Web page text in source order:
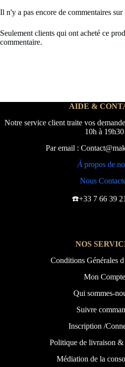
Il n'y a pas encore de commentaires
Seulement clients qui ont acheté ce
commentaire.
AIDE &
Notre service client traite vos
10h à 19h30
Par email :
À propos de
Nous
☎️+33 7 66 39
NOS
Conditions Générales
Mon Compte
Qui sommes-
Suivre
Inscription /
Politique de livraison
Médiation de la